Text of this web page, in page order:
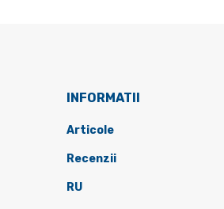
INFORMATII
Articole
Recenzii
RU